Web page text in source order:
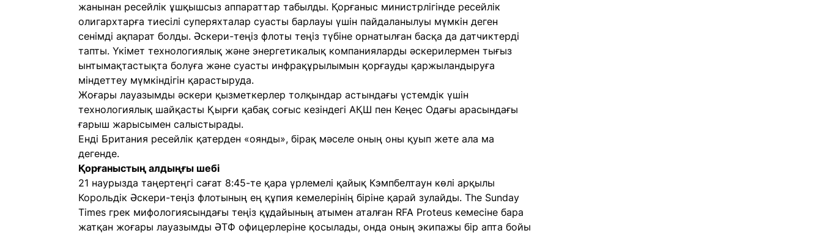
жанынан ресейлік ұшқышсыз аппараттар табылды. Қорғаныс министрлігінде ресейлік
олигархтарға тиесілі суперяхталар суасты барлауы үшін пайдаланылуы мүмкін деген
сенімді ақпарат болды. Әскери-теңіз флоты теңіз түбіне орнатылған басқа да датчиктерді
тапты. Үкімет технологиялық және энергетикалық компанияларды әскерилермен тығыз
ынтымақтастықта болуға және суасты инфрақұрылымын қорғауды қаржыландыруға
міндеттеу мүмкіндігін қарастыруда.
Жоғары лауазымды әскери қызметкерлер толқындар астындағы үстемдік үшін
технологиялық шайқасты Қырғи қабақ соғыс кезіндегі АҚШ пен Кеңес Одағы арасындағы
ғарыш жарысымен салыстырады.
Енді Британия ресейлік қатерден «оянды», бірақ мәселе оның оны қуып жете ала ма
дегенде.
Қорғаныстың алдыңғы шебі
21 наурызда таңертеңгі сағат 8:45-те қара үрлемелі қайық Кэмпбелтаун көлі арқылы
Корольдік Әскери-теңіз флотының ең құпия кемелерінің біріне қарай зулайды. The Sunday
Times грек мифологиясындағы теңіз құдайының атымен аталған RFA Proteus кемесіне бара
жатқан жоғары лауазымды ӘТФ офицерлеріне қосылады, онда оның экипажы бір апта бойы